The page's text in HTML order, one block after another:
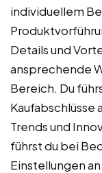
individuellem
Details und
ansprechende
Bereich. Du
Kaufabschlüsse
Trends und
führst du bei
Einstellungen